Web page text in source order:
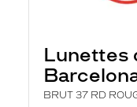
Lunettes
BRUT 37 RD